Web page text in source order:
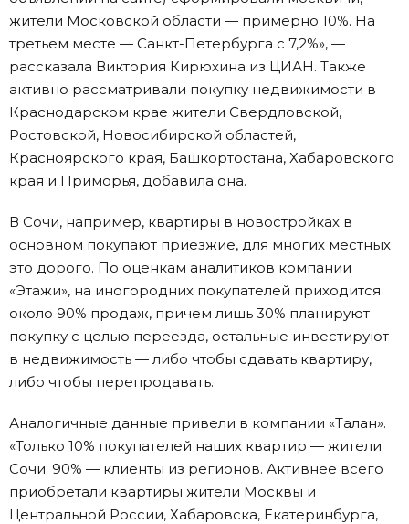
жители Московской области — примерно 10%. На
третьем месте — Санкт-Петербурга с 7,2%», —
рассказала Виктория Кирюхина из ЦИАН. Также
активно рассматривали покупку недвижимости в
Краснодарском крае жители Свердловской,
Ростовской, Новосибирской областей,
Красноярского края, Башкортостана, Хабаровского
края и Приморья, добавила она.
В Сочи, например, квартиры в новостройках в
основном покупают приезжие, для многих местных
это дорого. По оценкам аналитиков компании
«Этажи», на иногородних покупателей приходится
около 90% продаж, причем лишь 30% планируют
покупку с целью переезда, остальные инвестируют
в недвижимость — либо чтобы сдавать квартиру,
либо чтобы перепродавать.
Аналогичные данные привели в компании «Талан».
«Только 10% покупателей наших квартир — жители
Сочи. 90% — клиенты из регионов. Активнее всего
приобретали квартиры жители Москвы и
Центральной России, Хабаровска, Екатеринбурга,